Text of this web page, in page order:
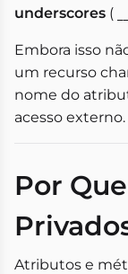
underscores (
Embora isso
um recurso
nome do
acesso externo.
Por
Atributos e